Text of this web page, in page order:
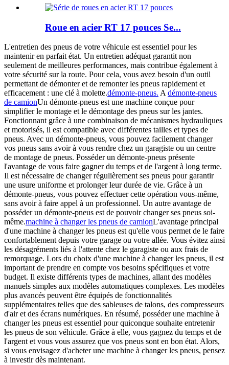
Roue en acier RT 17 pouces Se...
L'entretien des pneus de votre véhicule est essentiel pour les
maintenir en parfait état. Un entretien adéquat garantit non
seulement de meilleures performances, mais contribue également à
votre sécurité sur la route. Pour cela, vous avez besoin d'un outil
permettant de démonter et de remonter les pneus rapidement et
efficacement : une clé à molette.démonte-pneus. A démonte-pneus
de camionUn démonte-pneus est une machine conçue pour
simplifier le montage et le démontage des pneus sur les jantes.
Fonctionnant grâce à une combinaison de mécanismes hydrauliques
et motorisés, il est compatible avec différentes tailles et types de
pneus. Avec un démonte-pneus, vous pouvez facilement changer
vos pneus sans avoir à vous rendre chez un garagiste ou un centre
de montage de pneus. Posséder un démonte-pneus présente
l'avantage de vous faire gagner du temps et de l'argent à long terme.
Il est nécessaire de changer régulièrement ses pneus pour garantir
une usure uniforme et prolonger leur durée de vie. Grâce à un
démonte-pneus, vous pouvez effectuer cette opération vous-même,
sans avoir à faire appel à un professionnel. Un autre avantage de
posséder un démonte-pneus est de pouvoir changer ses pneus soi-
même.machine à changer les pneus de camionL'avantage principal
d'une machine à changer les pneus est qu'elle vous permet de le faire
confortablement depuis votre garage ou votre allée. Vous évitez ainsi
les désagréments liés à l'attente chez le garagiste ou aux frais de
remorquage. Lors du choix d'une machine à changer les pneus, il est
important de prendre en compte vos besoins spécifiques et votre
budget. Il existe différents types de machines, allant des modèles
manuels simples aux modèles automatiques complexes. Les modèles
plus avancés peuvent être équipés de fonctionnalités
supplémentaires telles que des sableuses de talons, des compresseurs
d'air et des écrans numériques. En résumé, posséder une machine à
changer les pneus est essentiel pour quiconque souhaite entretenir
les pneus de son véhicule. Grâce à elle, vous gagnez du temps et de
l'argent et vous vous assurez que vos pneus sont en bon état. Alors,
si vous envisagez d'acheter une machine à changer les pneus, pensez
à investir dès maintenant.